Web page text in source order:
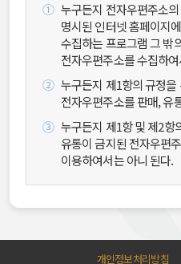
누구든지 전자우편주소
명시된 인터넷 홈페이지
수집하는 프로그램 그 밖
전자우편주소를 수집하
누구든지 제1항의 규정을
전자우편주소를 판매, 유
누구든지 제1항 및 제2항
유통이 금지된 전자우편
이용하여서는 아니 된다.
개인정보처리방침